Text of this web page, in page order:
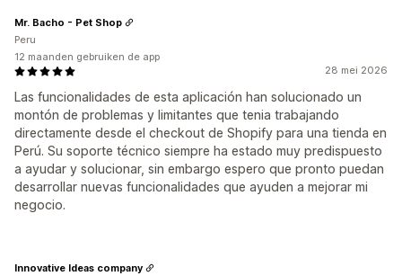
28 mei 2026
Las funcionalidades de esta aplicación han solucionado un
montón de problemas y limitantes que tenia trabajando
directamente desde el checkout de Shopify para una tienda en
Perú. Su soporte técnico siempre ha estado muy predispuesto
a ayudar y solucionar, sin embargo espero que pronto puedan
desarrollar nuevas funcionalidades que ayuden a mejorar mi
negocio.
Mr. Bacho - Pet Shop
Peru
12 maanden gebruiken de app
Innovative Ideas company